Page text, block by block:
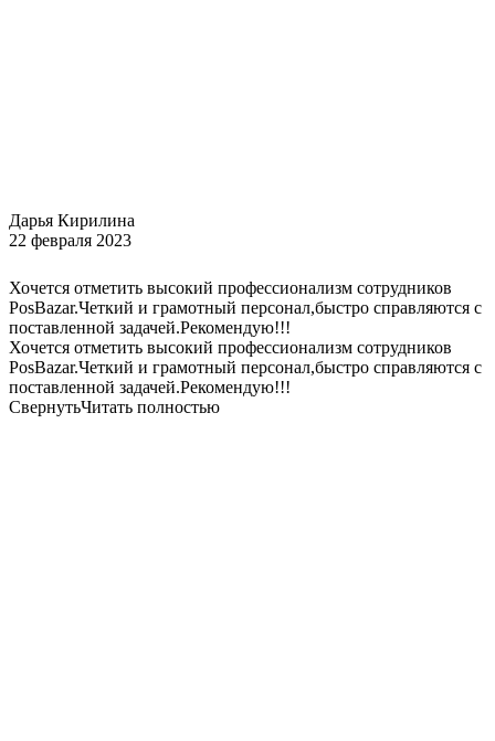
Дарья Кирилина
22 февраля 2023
Хочется отметить высокий профессионализм сотрудников
PosBazar.Четкий и грамотный персонал,быстро справляются с
поставленной задачей.Рекомендую!!!
Хочется отметить высокий профессионализм сотрудников
PosBazar.Четкий и грамотный персонал,быстро справляются с
поставленной задачей.Рекомендую!!!
СвернутьЧитать полностью